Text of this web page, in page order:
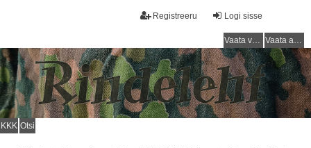
Logi sisse
Registreeru
Vaata vastamata teemasi Vaata aktiivseid teemasid
KKK Otsi